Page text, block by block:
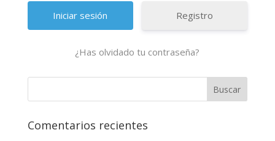
Registro
¿Has olvidado tu contraseña?
Comentarios recientes